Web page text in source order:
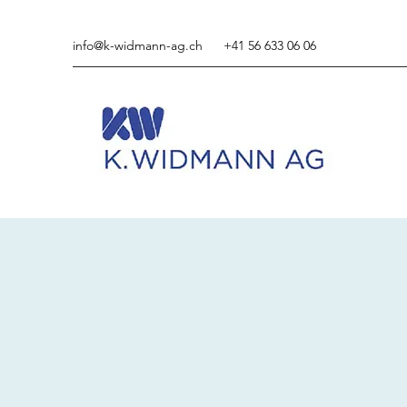
info@k-widmann-ag.ch +41 56 633 06 06